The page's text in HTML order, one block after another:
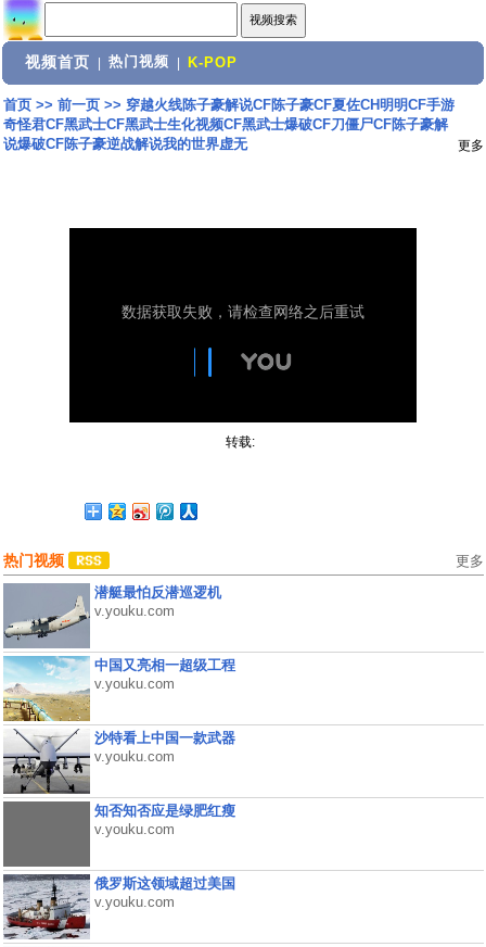
视频首页 热门视频 K-POP
首页>> 前一页>> 穿越火线陈子豪解说CF陈子豪CF夏佐CH明明CF手游
奇怪君CF黑武士CF黑武士生化视频CF黑武士爆破CF刀僵尸CF陈子豪解
说爆破CF陈子豪逆战解说我的世界虚无
更多
转载:
热门视频 更多
潜艇最怕反潜巡逻机
v.youku.com
中国又亮相一超级工程
v.youku.com
沙特看上中国一款武器
v.youku.com
知否知否应是绿肥红瘦
v.youku.com
俄罗斯这领域超过美国
v.youku.com